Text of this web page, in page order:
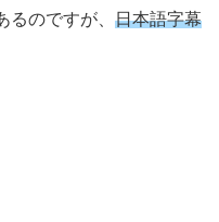
のですが、 日本語字幕